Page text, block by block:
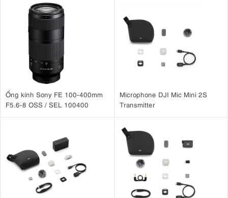
Ống kính Sony FE 100-400mm
F5.6-8 OSS / SEL 100400
Microphone DJI Mic Mini 2S
Transmitter